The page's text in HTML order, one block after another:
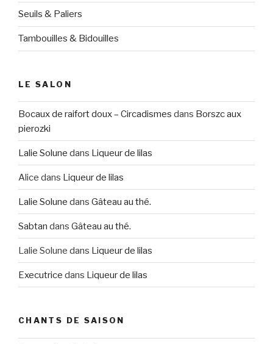
Seuils & Paliers
Tambouilles & Bidouilles
LE SALON
Bocaux de raifort doux – Circadismes dans Borszc aux
pierozki
Lalie Solune dans Liqueur de lilas
Alice dans Liqueur de lilas
Lalie Solune dans Gâteau au thé.
Sabtan dans Gâteau au thé.
Lalie Solune dans Liqueur de lilas
Executrice dans Liqueur de lilas
CHANTS DE SAISON